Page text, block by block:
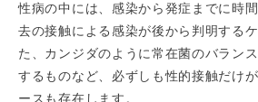
性病の中には、感染から発症までに時
去の接触による感染が後から判明する
た、カンジダのように常在菌のバラン
するものなど、必ずしも性的接触だけ
ースも存在します。